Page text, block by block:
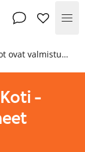
Ensimmäiset SATO PlusKoti -asunnot ovat valmistuneet Arabianrantaan
-